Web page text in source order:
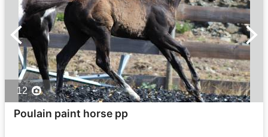
12
Poulain paint horse pp